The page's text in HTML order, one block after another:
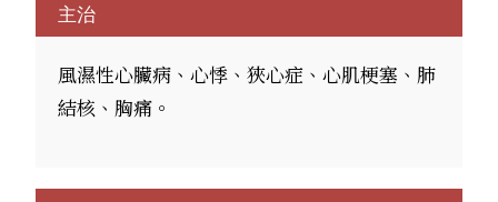
主治
風濕性心臟病、心悸、狹心症、心肌梗塞、肺
結核、胸痛。